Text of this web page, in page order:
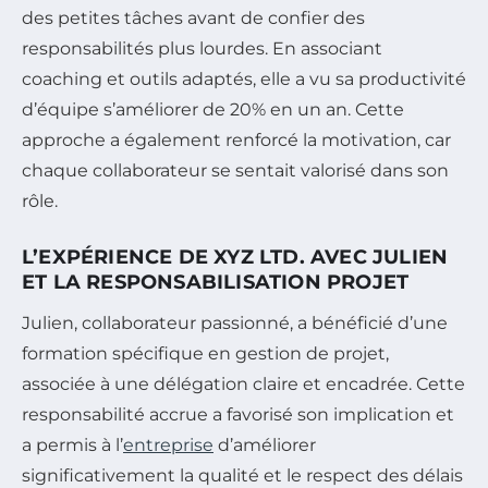
des petites tâches avant de confier des
responsabilités plus lourdes. En associant
coaching et outils adaptés, elle a vu sa productivité
d’équipe s’améliorer de 20% en un an. Cette
approche a également renforcé la motivation, car
chaque collaborateur se sentait valorisé dans son
rôle.
L’EXPÉRIENCE DE XYZ LTD. AVEC JULIEN
ET LA RESPONSABILISATION PROJET
Julien, collaborateur passionné, a bénéficié d’une
formation spécifique en gestion de projet,
associée à une délégation claire et encadrée. Cette
responsabilité accrue a favorisé son implication et
a permis à l’entreprise d’améliorer
significativement la qualité et le respect des délais